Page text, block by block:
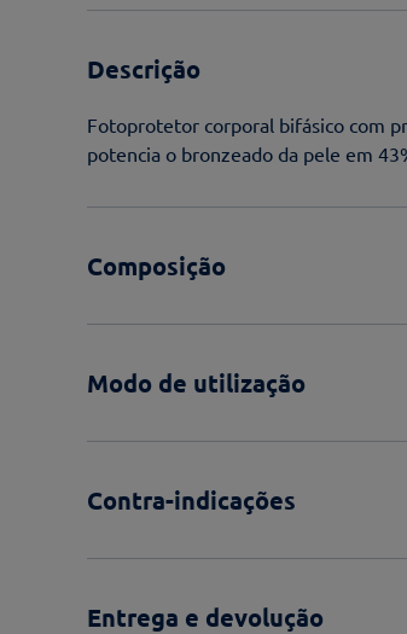
Descrição
Fotoprotetor corporal bifásico com
potencia o bronzeado da pele em
Composição
Modo de utilização
Contra-indicações
Entrega e devolução